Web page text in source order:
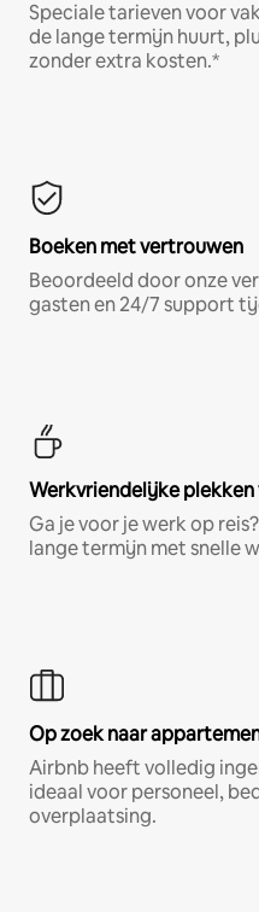
Speciale tarieven voor
de lange termijn huurt,
zonder extra kosten.*
Boeken met vertrouwen
Beoordeeld door onze
gasten en 24/7 support
Werkvriendelijke
Ga je voor je werk op
lange termijn met snelle
Op zoek naar
Airbnb heeft volledig
ideaal voor personeel,
overplaatsing.